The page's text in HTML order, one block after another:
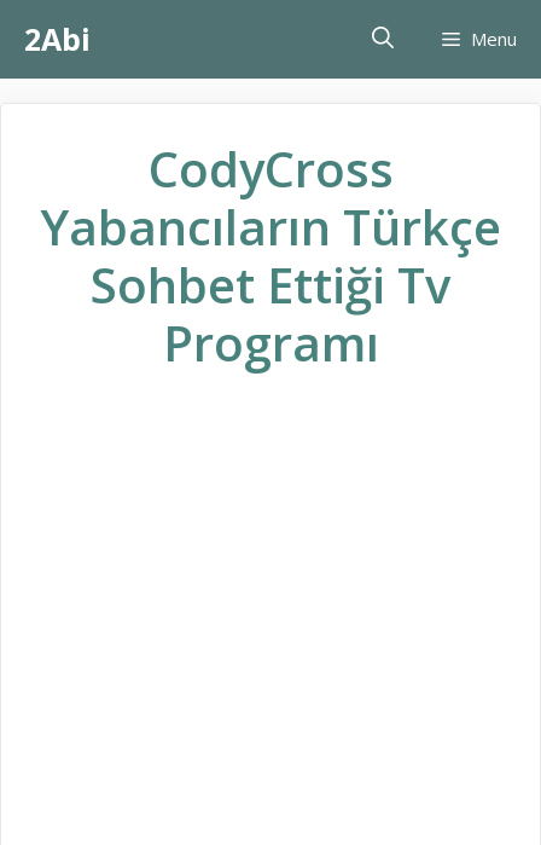
atla2Abi Menu
CodyCross
Yabancıların Türkçe
Sohbet Ettiği Tv
Programı